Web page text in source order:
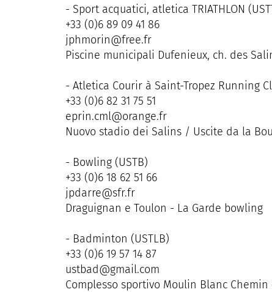
- Sport acquatici, atletica TRIATHLON
+33 (0)6 89 09 41 86
jphmorin@free.fr
Piscine municipali Dufenieux, ch. des
- Atletica Courir à Saint-Tropez Running
+33 (0)6 82 31 75 51
eprin.cml@orange.fr
Nuovo stadio dei Salins / Uscite da la
- Bowling (USTB)
+33 (0)6 18 62 51 66
jpdarre@sfr.fr
Draguignan e Toulon - La Garde bowling
- Badminton (USTLB)
+33 (0)6 19 57 14 87
ustbad@gmail.com
Complesso sportivo Moulin Blanc Chemin